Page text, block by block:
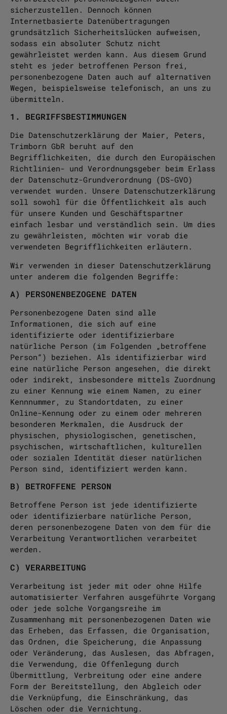
sicherzustellen. Dennoch können
Internetbasierte Datenübertragungen
grundsätzlich Sicherheitslücken aufweisen,
sodass ein absoluter Schutz nicht
gewährleistet werden kann. Aus diesem Grund
steht es jeder betroffenen Person frei,
personenbezogene Daten auch auf alternativen
Wegen, beispielsweise telefonisch, an uns zu
übermitteln.
1. BEGRIFFSBESTIMMUNGEN
Die Datenschutzerklärung der Maier, Peters,
Trimborn GbR beruht auf den
Begrifflichkeiten, die durch den Europäischen
Richtlinien- und Verordnungsgeber beim Erlass
der Datenschutz-Grundverordnung (DS-GVO)
verwendet wurden. Unsere Datenschutzerklärung
soll sowohl für die Öffentlichkeit als auch
für unsere Kunden und Geschäftspartner
einfach lesbar und verständlich sein. Um dies
zu gewährleisten, möchten wir vorab die
verwendeten Begrifflichkeiten erläutern.
Wir verwenden in dieser Datenschutzerklärung
unter anderem die folgenden Begriffe:
A) PERSONENBEZOGENE DATEN
Personenbezogene Daten sind alle
Informationen, die sich auf eine
identifizierte oder identifizierbare
natürliche Person (im Folgenden „betroffene
Person“) beziehen. Als identifizierbar wird
eine natürliche Person angesehen, die direkt
oder indirekt, insbesondere mittels Zuordnung
zu einer Kennung wie einem Namen, zu einer
Kennnummer, zu Standortdaten, zu einer
Online-Kennung oder zu einem oder mehreren
besonderen Merkmalen, die Ausdruck der
physischen, physiologischen, genetischen,
psychischen, wirtschaftlichen, kulturellen
oder sozialen Identität dieser natürlichen
Person sind, identifiziert werden kann.
B) BETROFFENE PERSON
Betroffene Person ist jede identifizierte
oder identifizierbare natürliche Person,
deren personenbezogene Daten von dem für die
Verarbeitung Verantwortlichen verarbeitet
werden.
C) VERARBEITUNG
Verarbeitung ist jeder mit oder ohne Hilfe
automatisierter Verfahren ausgeführte Vorgang
oder jede solche Vorgangsreihe im
Zusammenhang mit personenbezogenen Daten wie
das Erheben, das Erfassen, die Organisation,
das Ordnen, die Speicherung, die Anpassung
oder Veränderung, das Auslesen, das Abfragen,
die Verwendung, die Offenlegung durch
Übermittlung, Verbreitung oder eine andere
Form der Bereitstellung, den Abgleich oder
die Verknüpfung, die Einschränkung, das
Löschen oder die Vernichtung.